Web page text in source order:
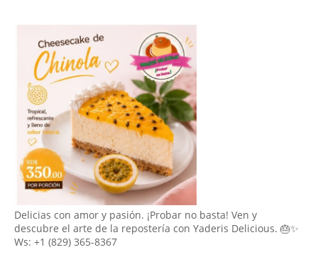
Delicias con amor y pasión. ¡Probar no basta! Ven y
descubre el arte de la repostería con Yaderis Delicious. 🎂✨
Ws: +1 (829) 365-8367